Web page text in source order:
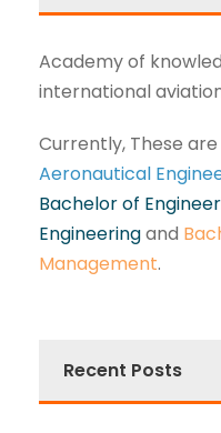
Academy of
international
Currently, These are
Aeronautical
Bachelor of
Engineeringand
Management.
Recent Posts